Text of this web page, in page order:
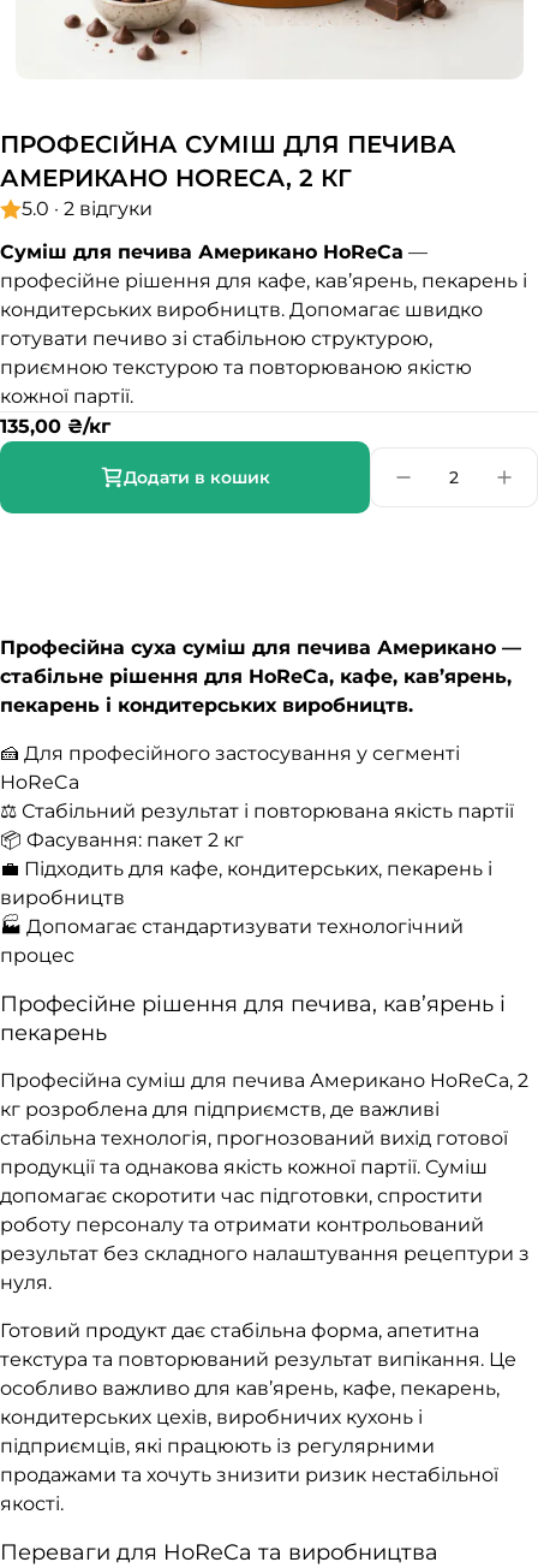
ПРОФЕСІЙНА СУМІШ ДЛЯ ПЕЧИВА
АМЕРИКАНО HORECA, 2 КГ
5.0 · 2 відгуки
Суміш для печива Американо HoReCa —
професійне рішення для кафе, кав’ярень, пекарень і
кондитерських виробництв. Допомагає швидко
готувати печиво зі стабільною структурою,
приємною текстурою та повторюваною якістю
кожної партії.
135,00 ₴/кг
Додати в кошик
Професійна суха суміш для печива Американо —
стабільне рішення для HoReCa, кафе, кав’ярень,
пекарень і кондитерських виробництв.
🍰 Для професійного застосування у сегменті
HoReCa
⚖️ Стабільний результат і повторювана якість партії
📦 Фасування: пакет 2 кг
💼 Підходить для кафе, кондитерських, пекарень і
виробництв
🏭 Допомагає стандартизувати технологічний
процес
Професійне рішення для печива, кав’ярень і
пекарень
Професійна суміш для печива Американо HoReCa, 2
кг розроблена для підприємств, де важливі
стабільна технологія, прогнозований вихід готової
продукції та однакова якість кожної партії. Суміш
допомагає скоротити час підготовки, спростити
роботу персоналу та отримати контрольований
результат без складного налаштування рецептури з
нуля.
Готовий продукт дає стабільна форма, апетитна
текстура та повторюваний результат випікання. Це
особливо важливо для кав’ярень, кафе, пекарень,
кондитерських цехів, виробничих кухонь і
підприємців, які працюють із регулярними
продажами та хочуть знизити ризик нестабільної
якості.
Переваги для HoReCa та виробництва